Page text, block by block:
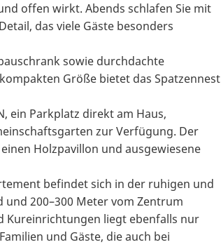
offen wirkt. Abends schlafen Sie mit
das viele Gäste besonders
sowie durchdachte
Größe bietet das Spatzennest
ein Parkplatz direkt am Haus,
zur Verfügung. Der
Holzpavillon und ausgewiesene
befindet sich in der ruhigen und
200–300 Meter vom Zentrum
Kureinrichtungen liegt ebenfalls nur
und Gäste, die auch bei